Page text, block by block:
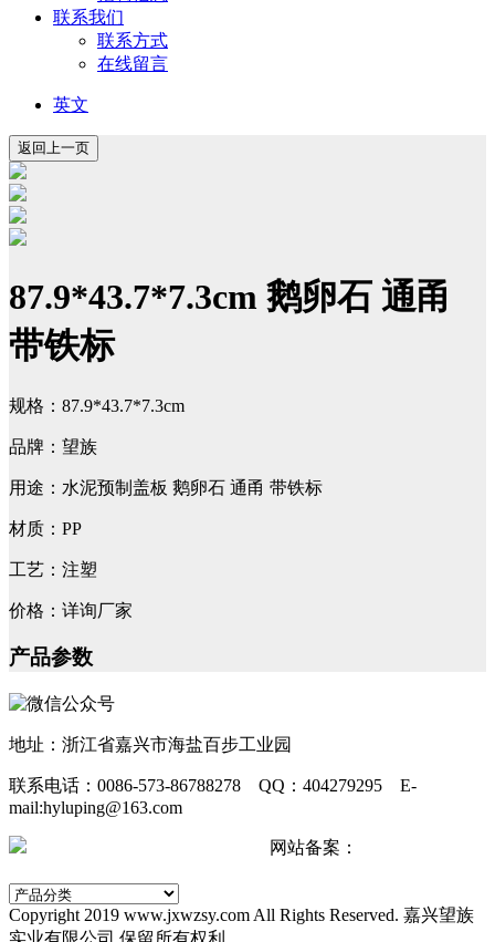
联系我们
联系方式
在线留言
英文
87.9*43.7*7.3cm 鹅卵石 通甬
带铁标
规格：87.9*43.7*7.3cm
品牌：望族
用途：水泥预制盖板 鹅卵石 通甬 带铁标
材质：PP
工艺：注塑
价格：详询厂家
产品参数
地址：浙江省嘉兴市海盐百步工业园
联系电话：0086-573-86788278 QQ：404279295 E-
mail:hyluping@163.com
网站备案：
Copyright 2019 www.jxwzsy.com All Rights Reserved. 嘉兴望族